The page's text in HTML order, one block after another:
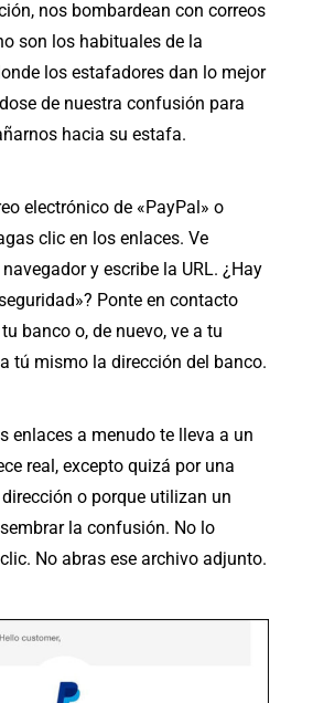
nos bombardean con correos
son los habituales de la
los estafadores dan lo mejor
de nuestra confusión para
hacia su estafa.
electrónico de «PayPal» o
clic en los enlaces. Ve
y escribe la URL. ¿Hay
Ponte en contacto
banco o, de nuevo, ve a tu
tú mismo la dirección del banco.
enlaces a menudo te lleva a un
real, excepto quizá por una
dirección o porque utilizan un
la confusión. No lo
No abras ese archivo adjunto.